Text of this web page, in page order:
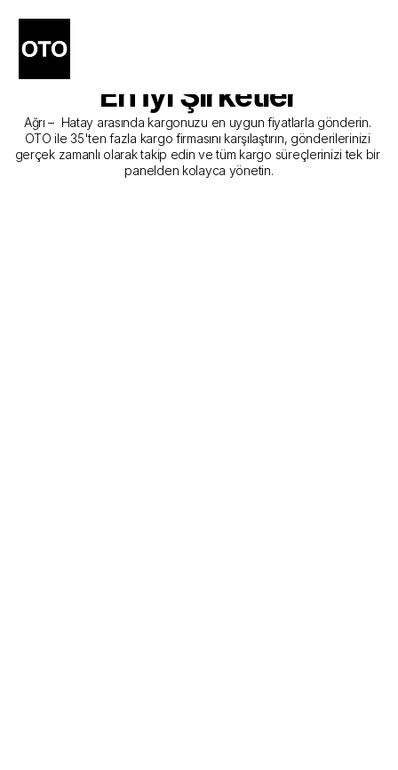
Ağrı - Hatay Kargo
Gönderim Hizmeti Sunan
En İyi Şirketler
Ağrı –  Hatay arasında kargonuzu en uygun fiyatlarla gönderin.
OTO ile 35'ten fazla kargo firmasını karşılaştırın, gönderilerinizi
gerçek zamanlı olarak takip edin ve tüm kargo süreçlerinizi tek bir
panelden kolayca yönetin.